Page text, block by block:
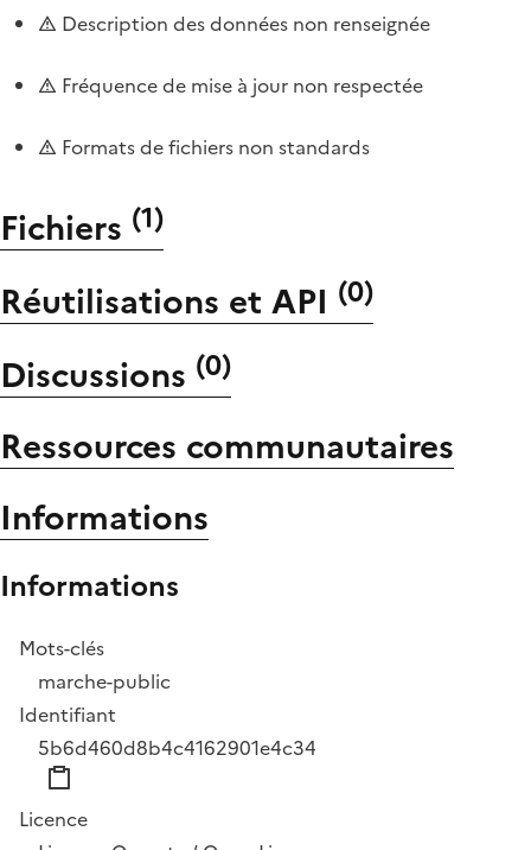
Description des données non renseignée
Fréquence de mise à jour non respectée
Formats de fichiers non standards
Fichiers (1)
Réutilisations et API (0)
Discussions (0)
Ressources communautaires
Informations
Informations
Mots-clés
marche-public
Identifiant
5b6d460d8b4c4162901e4c34
Licence